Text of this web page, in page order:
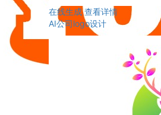
在线生成 查看详情
AI公司logo设计